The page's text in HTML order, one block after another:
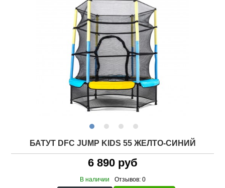
БАТУТ DFC JUMP KIDS 55 ЖЕЛТО-СИНИЙ
6 890 руб
В наличии Отзывов: 0